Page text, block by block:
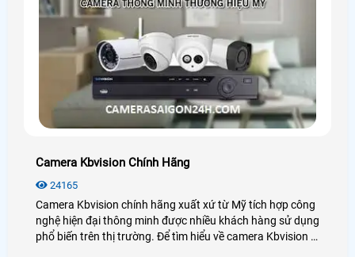
Camera Kbvision Chính Hãng
24165
Camera Kbvision chính hãng xuất xứ từ Mỹ tích hợp công
nghệ hiện đại thông minh được nhiều khách hàng sử dụng
phổ biến trên thị trường. Để tìm hiểu về camera Kbvision là